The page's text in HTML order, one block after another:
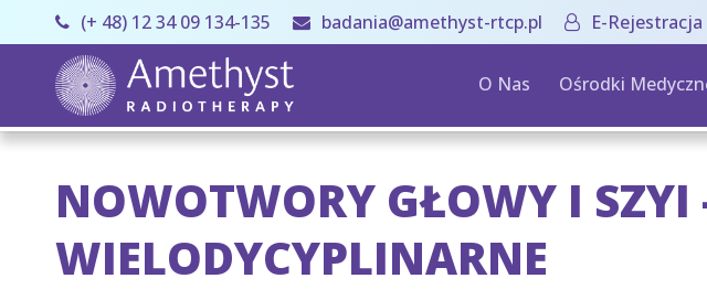
(+ 48) 12 34 09 134-135 badania@amethyst-rtcp.pl E-Rejestracja
O Nas Ośrodki
NOWOTWORY GŁOWY I SZYI
WIELODYCYPLINARNE